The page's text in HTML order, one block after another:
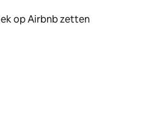
op Airbnb zetten